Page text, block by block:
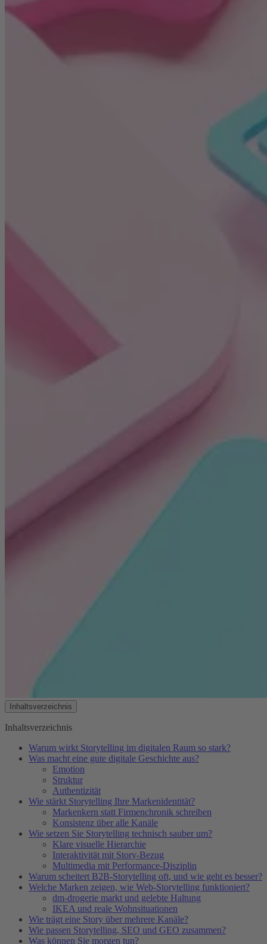
Inhaltsverzeichnis
Inhaltsverzeichnis
Inhaltsverzeichnis
Warum wirkt Storytelling im digitalen Raum so stark?
Was macht eine gute digitale Geschichte aus?
Emotion
Struktur
Authentizität
Wie stärkt Storytelling Ihre Markenidentität?
Markenkern statt Firmenchronik schreiben
Konsistenz über alle Kanäle
Wie setzen Sie Storytelling technisch sauber um?
Klare visuelle Hierarchie
Interaktivität mit Story-Bezug
Multimedia mit Performance-Disziplin
Warum scheitert B2B-Storytelling oft, und wie geht es besser?
Welche Marken zeigen, wie Web-Storytelling funktioniert?
dm-drogerie markt und gelebte Haltung
IKEA und reale Wohnsituationen
Wie trägt eine Story über mehrere Kanäle?
Wie passen Storytelling, SEO und GEO zusammen?
Was können Sie morgen tun?